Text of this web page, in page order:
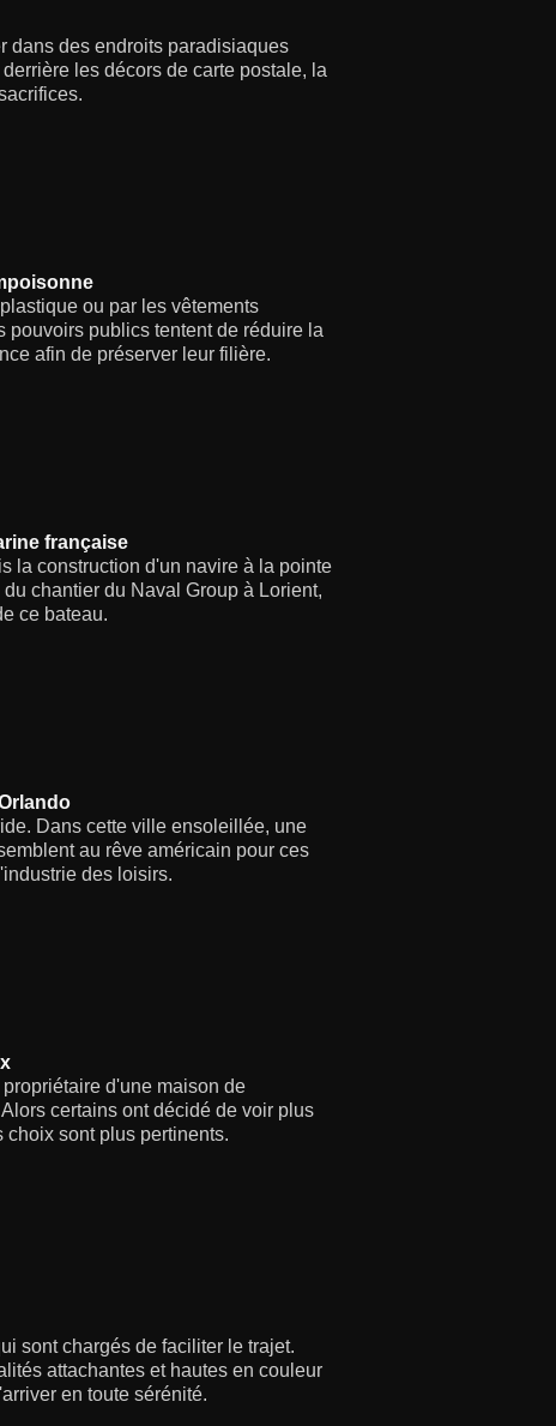
dans des endroits paradisiaques
les décors de carte postale, la
ou par les vêtements
pouvoirs publics tentent de réduire la
afin de préserver leur filière.
française
la construction d'un navire à la pointe
chantier du Naval Group à Lorient,
ce bateau.
Dans cette ville ensoleillée, une
au rêve américain pour ces
des loisirs.
d'une maison de
certains ont décidé de voir plus
choix sont plus pertinents.
sont chargés de faciliter le trajet.
attachantes et hautes en couleur
en toute sérénité.